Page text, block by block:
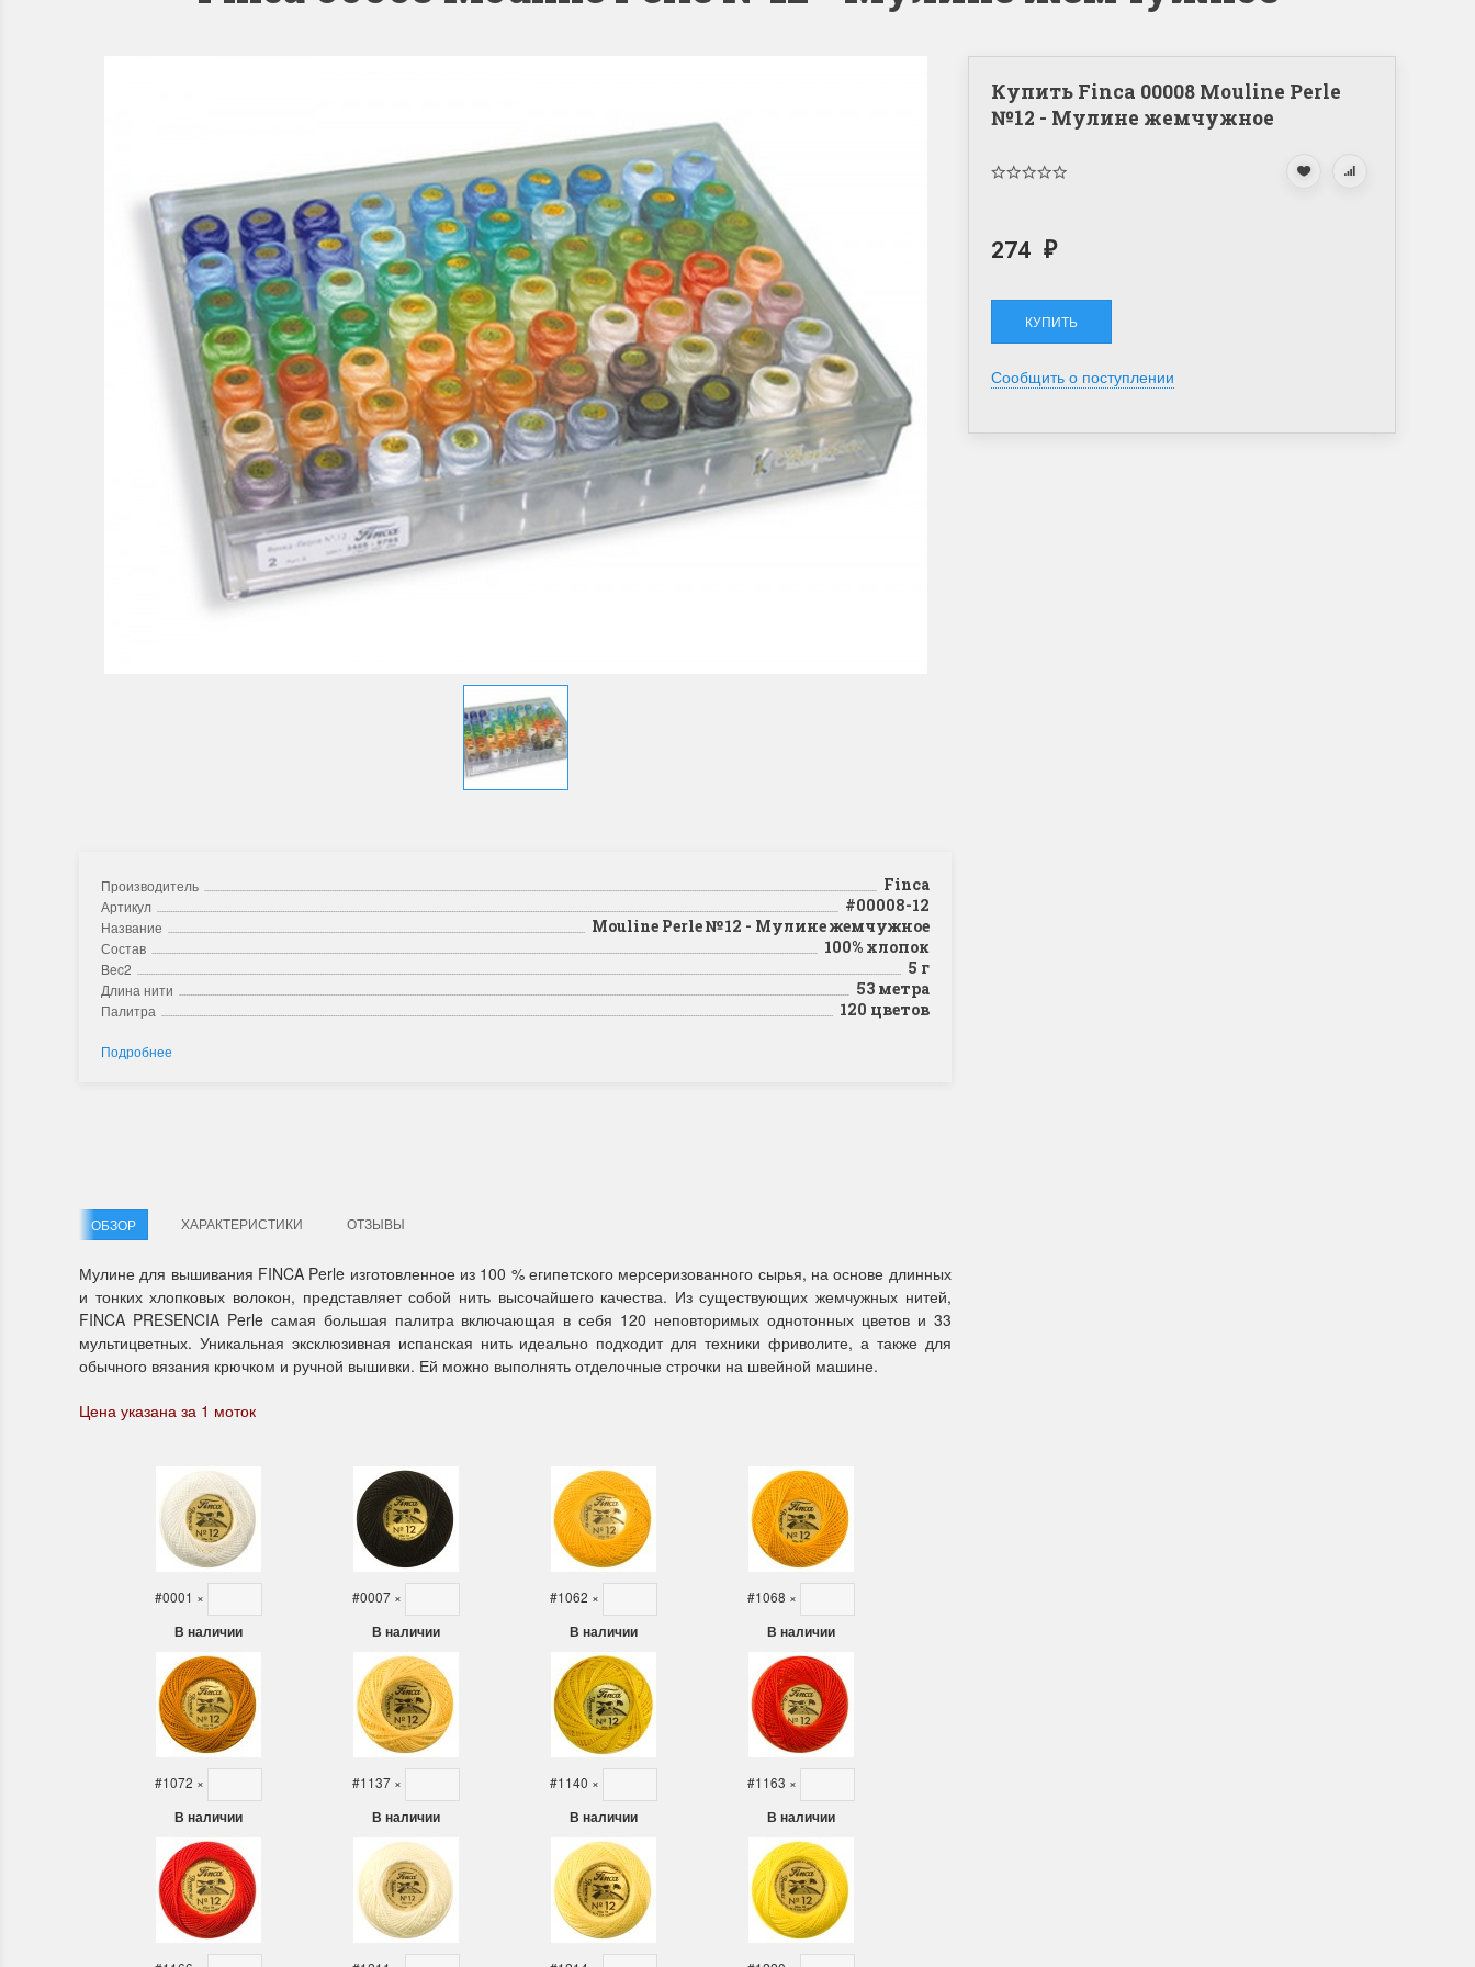
Летние Скидки
!! СКИДКА 20% ‼️ с 1 до 3 июня в честь
первого летнего дня Чудетство...
Анастасия Туманова
1 июня 2024 11:29
Раритеты Дим. New!
На сайте пополнение наборов Dimensions
американской сборки. Спешите купить...
Анастасия Туманова
22 мая 2024 13:01
Поступление новинок
На склад приехали новинки от всеми
любимых "Чудесной иглы" и "Жар-Птицы"....
Анастасия Туманова
14 мая 2024 11:58
Dimensions 35231 Willow
Dimensions 13648USA
Производитель Finca
Артикул #00008-12
Название Mouline Perle №12 - Мулине жемчужное
Состав 100% хлопок
Bec2 5 г
Длина нити 53 метра
Палитра 120 цветов
Подробнее
ОБЗОР ХАРАКТЕРИСТИКИ ОТЗЫВЫ
Мулине для вышивания FINCA Perle изготовленное из 100 % египетского мерсеризованного сырья, на основе длинных
и тонких хлопковых волокон, представляет собой нить высочайшего качества. Из существующих жемчужных нитей,
FINCA PRESENCIA Perle самая большая палитра включающая в себя 120 неповторимых однотонных цветов и 33
мультицветных. Уникальная эксклюзивная испанская нить идеально подходит для техники фриволите, а также для
обычного вязания крючком и ручной вышивки. Ей можно выполнять отделочные строчки на швейной машине.
Цена указана за 1 моток
#0001 ×
В наличии
#0007 ×
В наличии
#1062 ×
В наличии
#1068 ×
В наличии
#1072 ×
В наличии
#1137 ×
В наличии
#1140 ×
В наличии
#1163 ×
В наличии
Купить Finca 00008 Mouline Perle
№12 - Мулине жемчужное
274 ₽
Сообщить о поступлении